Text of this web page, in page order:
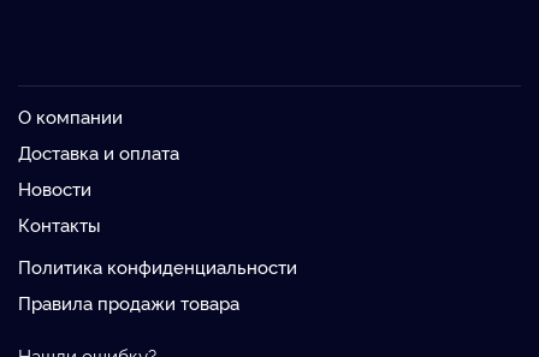
О компании
Доставка и оплата
Новости
Контакты
Политика конфиденциальности
Правила продажи товара